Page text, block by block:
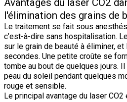
l'élimination des grains de
Le traitement se fait sous
c’est-à-dire sans hospitalisation.
sur le grain de beauté à éliminer,
secondes. Une petite croûte se
tombe au bout de quelques jours.
peau du soleil pendant quelques
rouge et sensible.
Le principal avantage du laser